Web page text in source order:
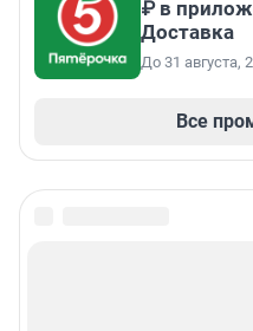
₽ в
Доставка
До 31 августа,
Все